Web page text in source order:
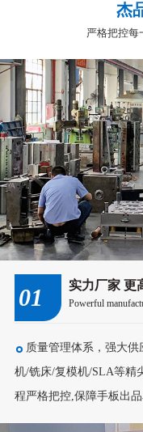
杰
严格把控每
01 实力厂家 更
Powerful
质量管理体系，强大
机/铣床/复模机/SLA等精
程严格把控,保障手板出品